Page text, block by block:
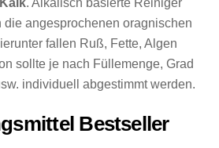
die angesprochenen oragnischen
fallen Ruß, Fette, Algen
sollte je nach Füllemenge, Grad
individuell abgestimmt werden.
Bestseller